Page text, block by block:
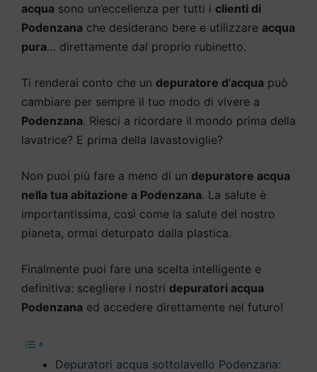
acqua sono un’eccellenza per tutti i clienti di
Podenzana che desiderano bere e utilizzare acqua
pura… direttamente dal proprio rubinetto.
Ti renderai conto che un depuratore d’acqua può
cambiare per sempre il tuo modo di vivere a
Podenzana. Riesci a ricordare il mondo prima della
lavatrice? E prima della lavastoviglie?
Non puoi più fare a meno di un depuratore acqua
nella tua abitazione a Podenzana. La salute è
importantissima, così come la salute del nostro
pianeta, ormai deturpato dalla plastica.
Finalmente puoi fare una scelta intelligente e
definitiva: scegliere i nostri depuratori acqua
Podenzana ed accedere direttamente nel futuro!
Depuratori acqua sottolavello Podenzana: